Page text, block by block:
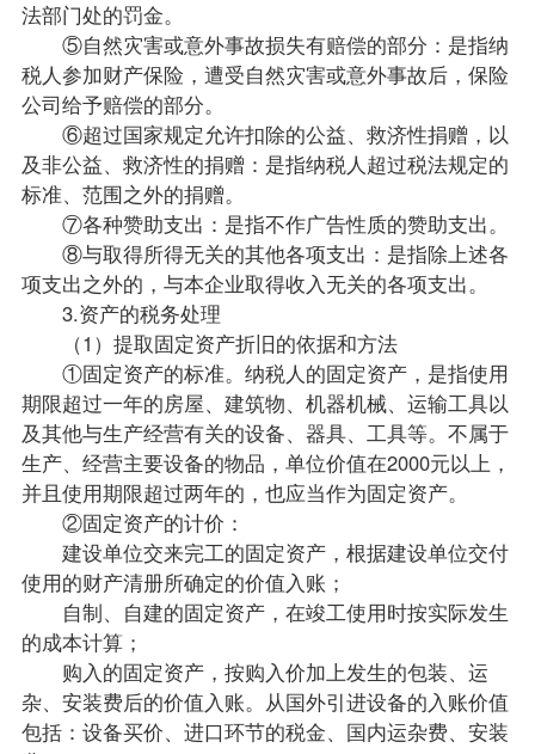
法部门处的罚金。
⑤自然灾害或意外事故损失有赔偿的部分：是指纳
税人参加财产保险，遭受自然灾害或意外事故后，保险
公司给予赔偿的部分。
⑥超过国家规定允许扣除的公益、救济性捐赠，以
及非公益、救济性的捐赠：是指纳税人超过税法规定的
标准、范围之外的捐赠。
⑦各种赞助支出：是指不作广告性质的赞助支出。
⑧与取得所得无关的其他各项支出：是指除上述各
项支出之外的，与本企业取得收入无关的各项支出。
3.资产的税务处理
（1）提取固定资产折旧的依据和方法
①固定资产的标准。纳税人的固定资产，是指使用
期限超过一年的房屋、建筑物、机器机械、运输工具以
及其他与生产经营有关的设备、器具、工具等。不属于
生产、经营主要设备的物品，单位价值在2000元以上，
并且使用期限超过两年的，也应当作为固定资产。
②固定资产的计价：
建设单位交来完工的固定资产，根据建设单位交付
使用的财产清册所确定的价值入账；
自制、自建的固定资产，在竣工使用时按实际发生
的成本计算；
购入的固定资产，按购入价加上发生的包装、运
杂、安装费后的价值入账。从国外引进设备的入账价值
包括：设备买价、进口环节的税金、国内运杂费、安装